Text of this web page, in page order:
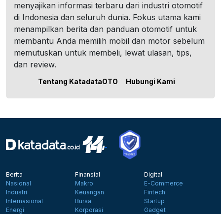
menyajikan informasi terbaru dari industri otomotif
di Indonesia dan seluruh dunia. Fokus utama kami
menampilkan berita dan panduan otomotif untuk
membantu Anda memilih mobil dan motor sebelum
memutuskan untuk membeli, lewat ulasan, tips,
dan review.
Tentang KatadataOTO Hubungi Kami
Berita
Nasional
Industri
Internasional
Energi
Finansial
Makro
Keuangan
Bursa
Korporasi
Digital
E-Commerce
Fintech
Startup
Gadget